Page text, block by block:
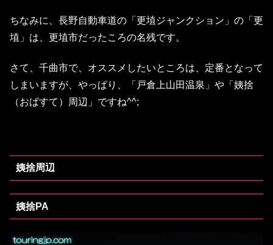
ちなみに、長野自動車道の「更埴ジャンクション」の「更
埴」は、更埴市だったころの名残です。
さて、千曲市で、オススメしたいところは、定番となって
しまいますが、やっぱり、「戸倉上山田温泉」や「姨捨
（おばすて）周辺」ですね^^;
姨捨周辺
姨捨PA